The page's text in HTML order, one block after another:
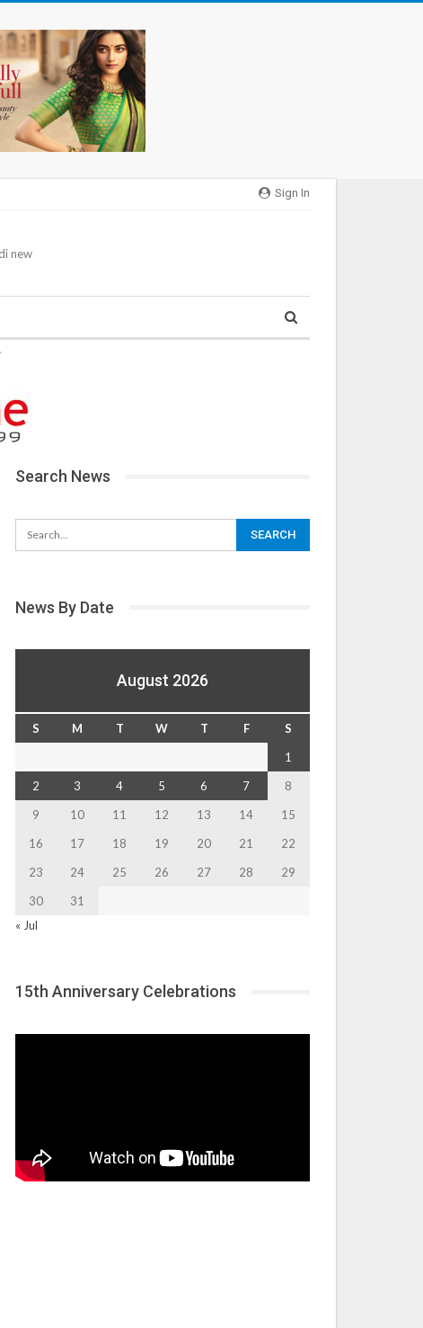
Sign In
Search News
News By Date
August 2026
S M T W T F
S
1
2
3 4 5 6 7
8
9
10 11 12 13 14
15
16
17 18 19 20 21
22
23
24 25 26 27 28
29
30
31
« Jul
15th Anniversary Celebrations